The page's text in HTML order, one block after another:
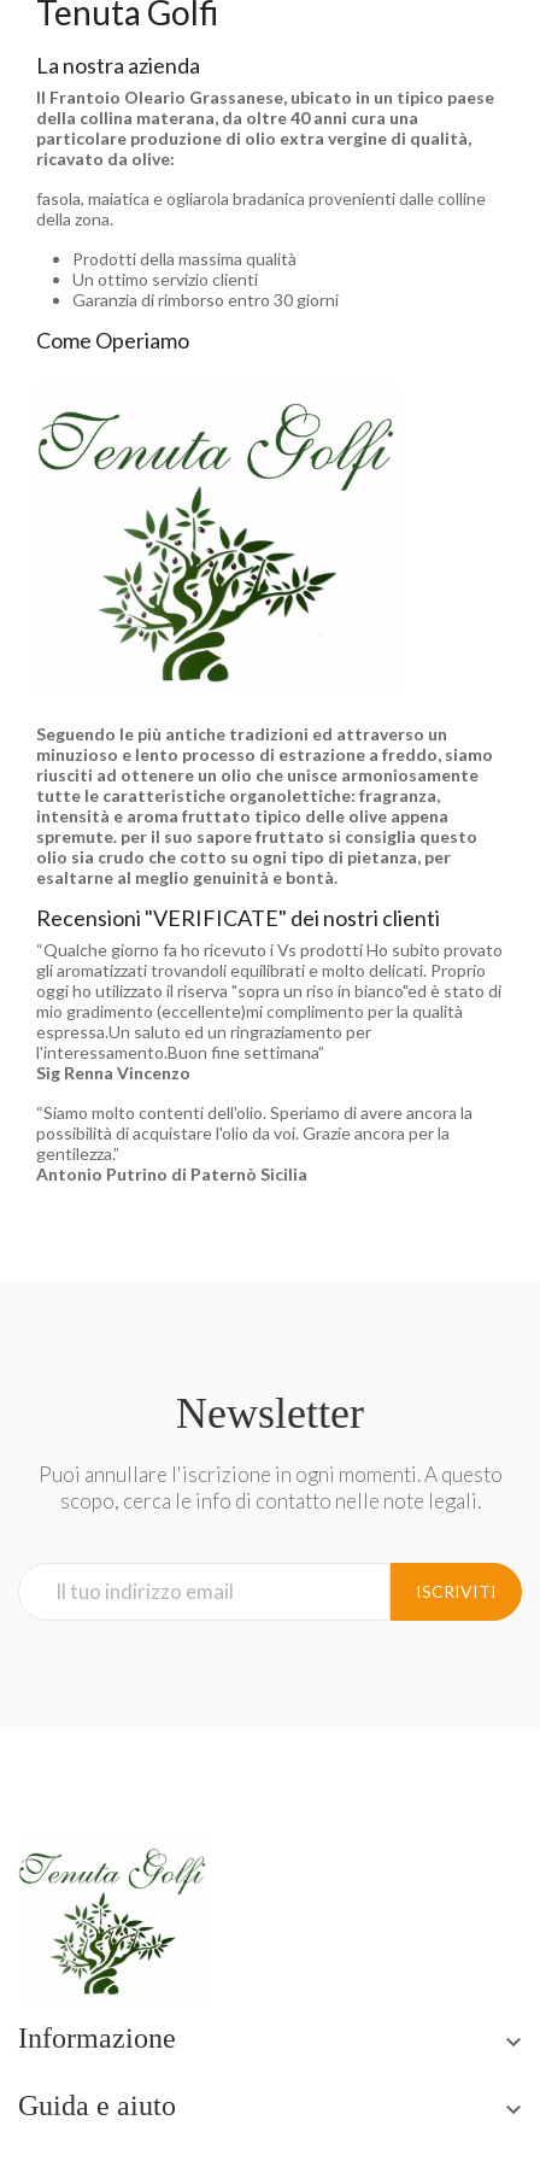
Tenuta Golfi
La nostra azienda
Il Frantoio Oleario Grassanese, ubicato in un tipico paese
della collina materana, da oltre 40 anni cura una
particolare produzione di olio extra vergine di qualità,
ricavato da olive:
fasola, maiatica e ogliarola bradanica provenienti dalle colline
della zona.
Prodotti della massima qualità
Un ottimo servizio clienti
Garanzia di rimborso entro 30 giorni
Come Operiamo
Seguendo le più antiche tradizioni ed attraverso un
minuzioso e lento processo di estrazione a freddo, siamo
riusciti ad ottenere un olio che unisce armoniosamente
tutte le caratteristiche organolettiche: fragranza,
intensità e aroma fruttato tipico delle olive appena
spremute. per il suo sapore fruttato si consiglia questo
olio sia crudo che cotto su ogni tipo di pietanza, per
esaltarne al meglio genuinità e bontà.
Recensioni "VERIFICATE" dei nostri clienti
“Qualche giorno fa ho ricevuto i Vs prodotti Ho subito provato
gli aromatizzati trovandoli equilibrati e molto delicati. Proprio
oggi ho utilizzato il riserva "sopra un riso in bianco"ed è stato di
mio gradimento (eccellente)mi complimento per la qualità
espressa.Un saluto ed un ringraziamento per
l'interessamento.Buon fine settimana”
Sig Renna Vincenzo
“Siamo molto contenti dell'olio. Speriamo di avere ancora la
possibilità di acquistare l'olio da voi. Grazie ancora per la
gentilezza.”
Antonio Putrino di Paternò Sicilia
Newsletter
Puoi annullare l'iscrizione in ogni momenti. A questo
scopo, cerca le info di contatto nelle note legali.
ISCRIVITI
Informazione 
Guida e aiuto 